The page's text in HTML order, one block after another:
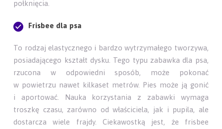
połknięcia.
Frisbee dla psa
To rodzaj elastycznego i bardzo wytrzymałego tworzywa,
posiadającego kształt dysku. Tego typu zabawka dla psa,
rzucona w odpowiedni sposób, może pokonać
w powietrzu nawet kilkaset metrów. Pies może ją gonić
i aportować. Nauka korzystania z zabawki wymaga
troszkę czasu, zarówno od właściciela, jak i pupila, ale
dostarcza wiele frajdy. Ciekawostką jest, że frisbee